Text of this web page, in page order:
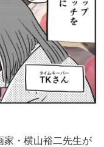
家・横山裕二先生が